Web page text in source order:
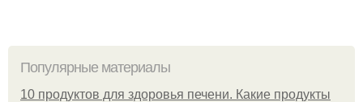
Популярные материалы
10 продуктов для здоровья печени. Какие продукты